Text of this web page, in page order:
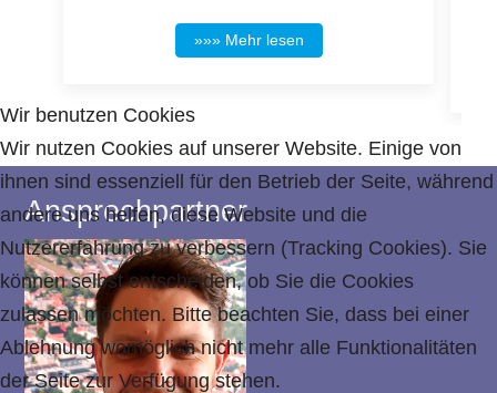
»»» Mehr lesen
Ansprechpartner
Wir benutzen Cookies
Wir nutzen Cookies auf unserer Website. Einige von
ihnen sind essenziell für den Betrieb der Seite, während
andere uns helfen, diese Website und die
Nutzererfahrung zu verbessern (Tracking Cookies). Sie
können selbst entscheiden, ob Sie die Cookies
zulassen möchten. Bitte beachten Sie, dass bei einer
Ablehnung womöglich nicht mehr alle Funktionalitäten
der Seite zur Verfügung stehen.